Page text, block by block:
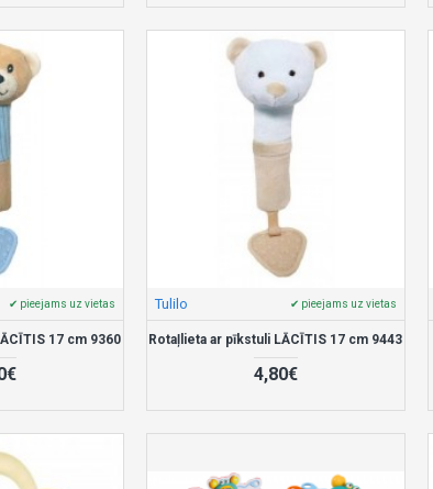
✔ pieejams uz vietas
17 cm 9360
Tulilo ✔ pieejams uz vietas
Rotaļlieta ar pīkstuli LĀCĪTIS 17 cm 9443
4,80€